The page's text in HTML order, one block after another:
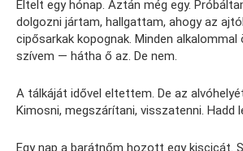
Eltelt egy hónap. Aztán még egy.
dolgozni jártam, hallgattam, ahogy az
cipősarkak kopognak. Minden
szívem — hátha ő az. De nem.
A tálkáját idővel eltettem. De az
Kimosni, megszárítani, visszatenni. Hadd
Egy nap a barátnőm hozott egy kiscicát.